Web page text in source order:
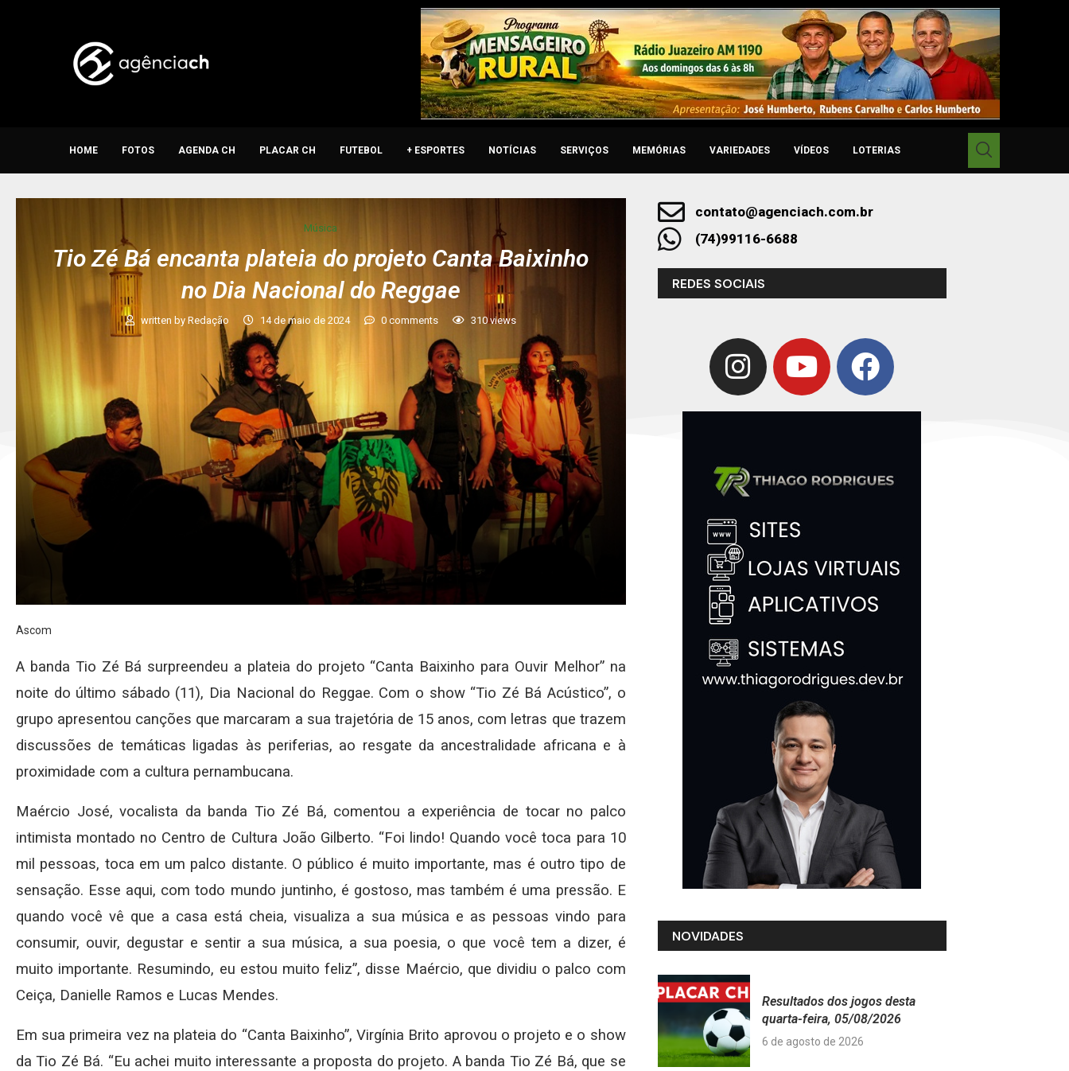
HOME FOTOS AGENDA CH PLACAR CH FUTEBOL + ESPORTES NOTÍCIAS SERVIÇOS MEMÓRIAS VARIEDADES VÍDEOS LOTERIAS
Música
Tio Zé Bá encanta plateia do projeto Canta Baixinho
no Dia Nacional do Reggae
written by Redação 14 de maio de 2024 0 comments 310views
Ascom
A banda Tio Zé Bá surpreendeu a plateia do projeto “Canta Baixinho para Ouvir Melhor” na
noite do último sábado (11), Dia Nacional do Reggae. Com o show “Tio Zé Bá Acústico”, o
grupo apresentou canções que marcaram a sua trajetória de 15 anos, com letras que trazem
discussões de temáticas ligadas às periferias, ao resgate da ancestralidade africana e à
proximidade com a cultura pernambucana.
Maércio José, vocalista da banda Tio Zé Bá, comentou a experiência de tocar no palco
intimista montado no Centro de Cultura João Gilberto. “Foi lindo! Quando você toca para 10
mil pessoas, toca em um palco distante. O público é muito importante, mas é outro tipo de
sensação. Esse aqui, com todo mundo juntinho, é gostoso, mas também é uma pressão. E
quando você vê que a casa está cheia, visualiza a sua música e as pessoas vindo para
consumir, ouvir, degustar e sentir a sua música, a sua poesia, o que você tem a dizer, é
muito importante. Resumindo, eu estou muito feliz”, disse Maércio, que dividiu o palco com
Ceiça, Danielle Ramos e Lucas Mendes.
Em sua primeira vez na plateia do “Canta Baixinho”, Virgínia Brito aprovou o projeto e o show
da Tio Zé Bá. “Eu achei muito interessante a proposta do projeto. A banda Tio Zé Bá, que se
contato@agenciach.com.br
(74)99116-6688
REDES SOCIAIS
NOVIDADES
Resultados dos jogos desta
quarta-feira, 05/08/2026
6 de agosto de 2026